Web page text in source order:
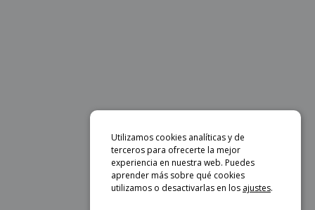
Utilizamos cookies analíticas y de
terceros para ofrecerte la mejor
experiencia en nuestra web. Puedes
aprender más sobre qué cookies
utilizamos o desactivarlas en los ajustes.